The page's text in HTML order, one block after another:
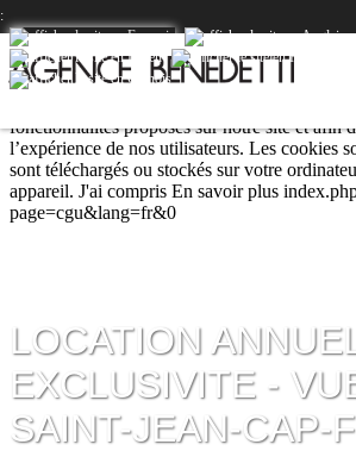
fonctionnalités proposés sur notre site et afin
l’expérience de nos utilisateurs. Les cookies
sont téléchargés ou stockés sur votre
appareil. J'ai compris En savoir plus
page=cgu&lang=fr&0
:
LOCATION
EXCLUSIVITE -
SAINT-JEAN-CAP-